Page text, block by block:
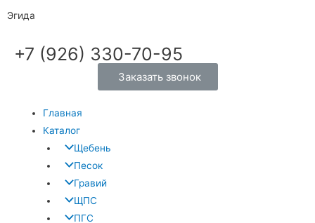
Эгида
Главная
Каталог
Щебень
Песок
Гравий
ЩПС
ПГС
+7 (926) 330-70-95
Заказать звонок